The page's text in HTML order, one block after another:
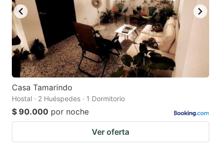
Casa Tamarindo
Hostal · 2 Huéspedes · 1 Dormitorio
$ 90.000 por noche
Ver oferta